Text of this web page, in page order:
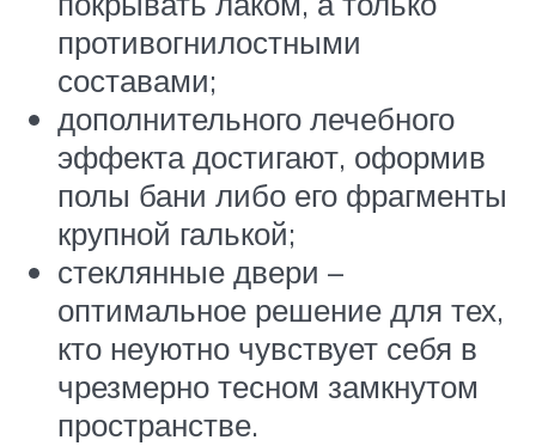
противогнилостными
составами;
дополнительного лечебного
эффекта достигают, оформив
полы бани либо его фрагменты
крупной галькой;
стеклянные двери –
оптимальное решение для тех,
кто неуютно чувствует себя в
чрезмерно тесном замкнутом
пространстве.